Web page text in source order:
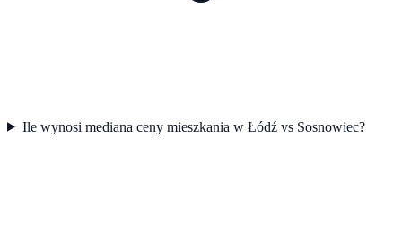
Ile wynosi mediana ceny mieszkania w Łódź vs Sosnowiec?